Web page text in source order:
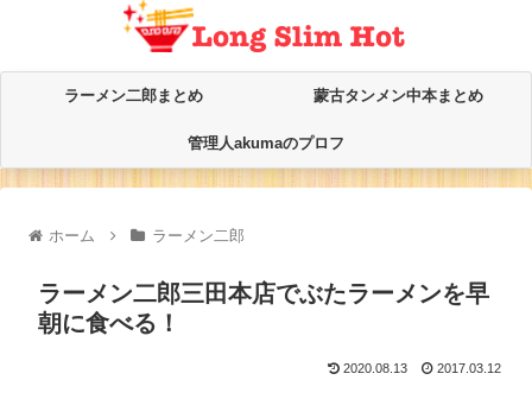
ラーメン二郎まとめ 蒙古タンメン中本まとめ
管理人akumaのプロフ
ホーム ラーメン二郎
ラーメン二郎三田本店でぶたラーメンを早
朝に食べる！
2020.08.13 2017.03.12